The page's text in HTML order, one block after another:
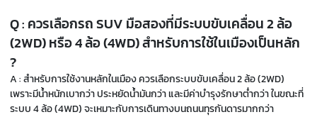
Q : ควรเลือกรถ SUV มือสองที่มีระบบขับเคลื่อน 2 ล้อ
(2WD) หรือ 4 ล้อ (4WD) สำหรับการใช้ในเมืองเป็นหลัก
?
A : สำหรับการใช้งานหลักในเมือง ควรเลือกระบบขับเคลื่อน 2 ล้อ (2WD)
เพราะมีน้ำหนักเบากว่า ประหยัดน้ำมันกว่า และมีค่าบำรุงรักษาต่ำกว่า ในขณะที่
ระบบ 4 ล้อ (4WD) จะเหมาะกับการเดินทางบนถนนทุรกันดารมากกว่า